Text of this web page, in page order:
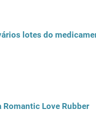
lotes do
Love Rubber